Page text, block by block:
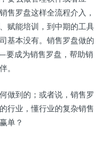
售罗盘这样全流程介入，
赋能培训，到中期的工具
基本没有。销售罗盘做的
成为销售罗盘，帮助销
。
做到的；或者说，销售罗
行业，懂行业的复杂销售
单？